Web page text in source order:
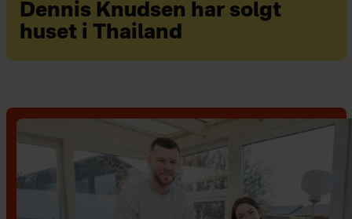
Dennis Knudsen har solgt
huset i Thailand